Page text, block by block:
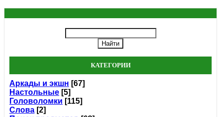
КАТЕГОРИИ
Аркады и экшн [67]
Настольные [5]
Головоломки [115]
Слова [2]